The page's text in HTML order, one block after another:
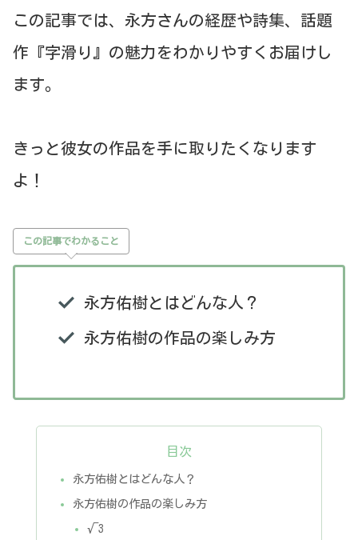
この記事では、永方さんの経歴や詩集、話題
作『字滑り』の魅力をわかりやすくお届けし
ます。
きっと彼女の作品を手に取りたくなります
よ！
この記事でわかること
永方佑樹とはどんな人？
永方佑樹の作品の楽しみ方
目次
永方佑樹とはどんな人？
永方佑樹の作品の楽しみ方
√3